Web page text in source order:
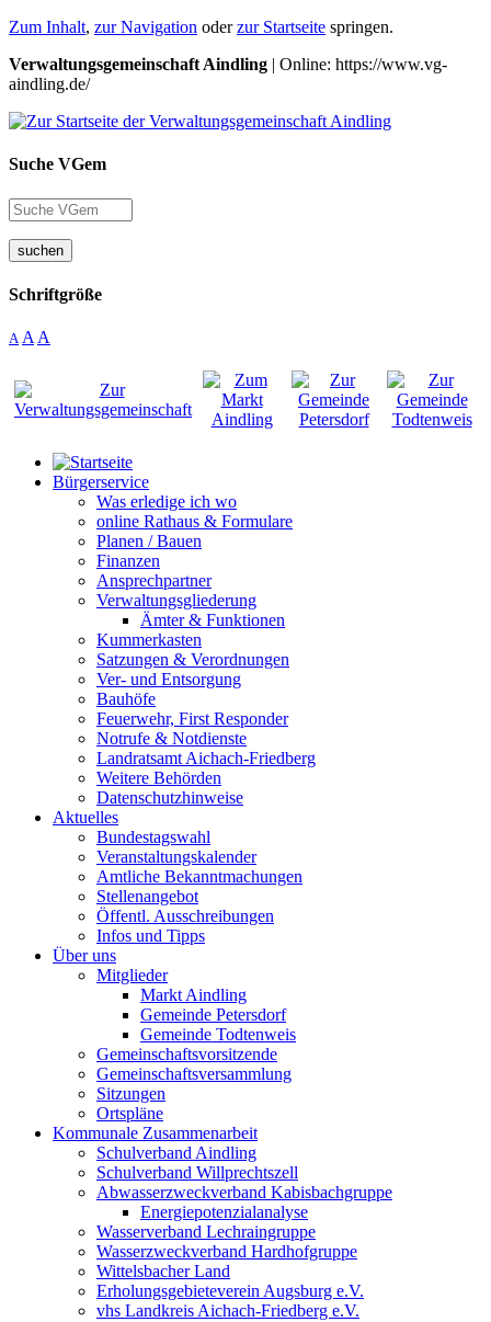
Zum Inhalt, zur Navigation oderzur Startseite springen.
Verwaltungsgemeinschaft Aindling | Online: https://www.vg-
aindling.de/
Suche VGem
suchen
Schriftgröße
A A A
Bürgerservice
Was erledige ich wo
online Rathaus & Formulare
Planen / Bauen
Finanzen
Ansprechpartner
Verwaltungsgliederung
Ämter & Funktionen
Kummerkasten
Satzungen & Verordnungen
Ver- und Entsorgung
Bauhöfe
Feuerwehr, First Responder
Notrufe & Notdienste
Landratsamt Aichach-Friedberg
Weitere Behörden
Datenschutzhinweise
Aktuelles
Bundestagswahl
Veranstaltungskalender
Amtliche Bekanntmachungen
Stellenangebot
Öffentl. Ausschreibungen
Infos und Tipps
Über uns
Mitglieder
Markt Aindling
Gemeinde Petersdorf
Gemeinde Todtenweis
Gemeinschaftsvorsitzende
Gemeinschaftsversammlung
Sitzungen
Ortspläne
Kommunale Zusammenarbeit
Schulverband Aindling
Schulverband Willprechtszell
Abwasserzweckverband Kabisbachgruppe
Energiepotenzialanalyse
Wasserverband Lechraingruppe
Wasserzweckverband Hardhofgruppe
Wittelsbacher Land
Erholungsgebieteverein Augsburg e.V.
vhs Landkreis Aichach-Friedberg e.V.